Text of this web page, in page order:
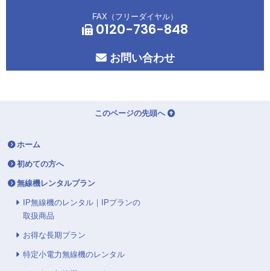
FAX（フリーダイヤル）
0120-736-848
お問い合わせ
このページの先頭へ
ホーム
初めての方へ
無線機レンタルプラン
IP無線機のレンタル｜IPプランの
取扱商品
お得な長期プラン
特定小電力無線機のレンタル